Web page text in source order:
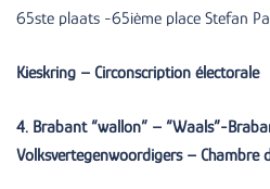
65ste plaats -65ième place Stefan
Kieskring – Circonscription électorale
4. Brabant “wallon” – “Waals”-
Volksvertegenwoordigers – Chambre